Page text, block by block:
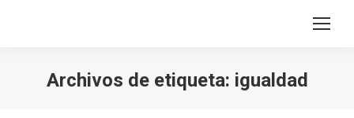
Archivos de etiqueta: igualdad